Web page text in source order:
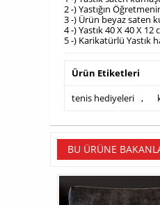
2 -) Yastığın
3 -) Ürün beyaz saten
4 -) Yastık 40 X 40 X
5 -) Karikatürlü Yastık
Ürün Etiketleri
tenis hediyeleri ,
BU ÜRÜNE